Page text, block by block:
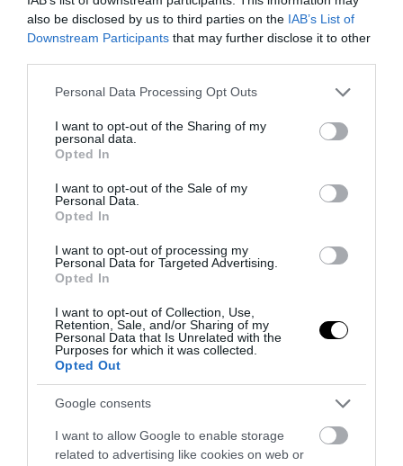
also be disclosed by us to third parties on the IAB’s List of
Downstream Participants that may further disclose it to other
Please note that this website/app uses one or more Google
not limited to your visit or usage behaviour. You may click to
grant or deny consent to Google and its third-party tags to
use your data for below specified purposes in below Google
consent section.
Personal Data Processing Opt Outs
I want to opt-out of the Sharing of my
personal data.
Opted In
I want to opt-out of the Sale of my
Personal Data.
Opted In
I want to opt-out of processing my
Personal Data for Targeted Advertising.
Opted In
I want to opt-out of Collection, Use,
Retention, Sale, and/or Sharing of my
Personal Data that Is Unrelated with the
Purposes for which it was collected.
Opted Out
Google consents
I want to allow Google to enable storage
related to advertising like cookies on web or